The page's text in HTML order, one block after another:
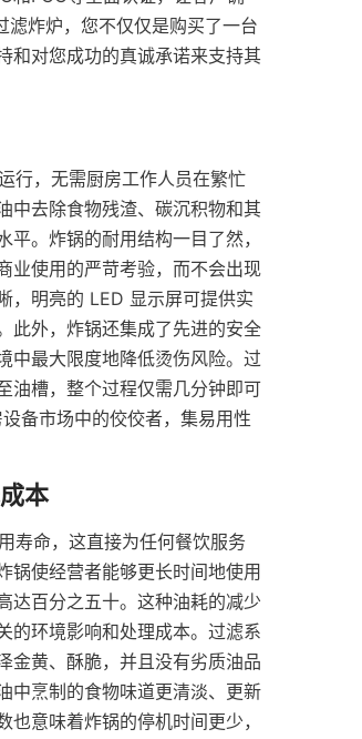
炸炉，您不仅仅是购买了一台
和对您成功的真诚承诺来支持其
行，无需厨房工作人员在繁忙
中去除食物残渣、碳沉积物和其
。炸锅的耐用结构一目了然，
业使用的严苛考验，而不会出现
，明亮的 LED 显示屏可提供实
此外，炸锅还集成了先进的安全
中最大限度地降低烫伤风险。过
油槽，整个过程仅需几分钟即可
备市场中的佼佼者，集易用性
寿命，这直接为任何餐饮服务
锅使经营者能够更长时间地使用
达百分之五十。这种油耗的减少
的环境影响和处理成本。过滤系
金黄、酥脆，并且没有劣质油品
中烹制的食物味道更清淡、更新
意味着炸锅的停机时间更少，